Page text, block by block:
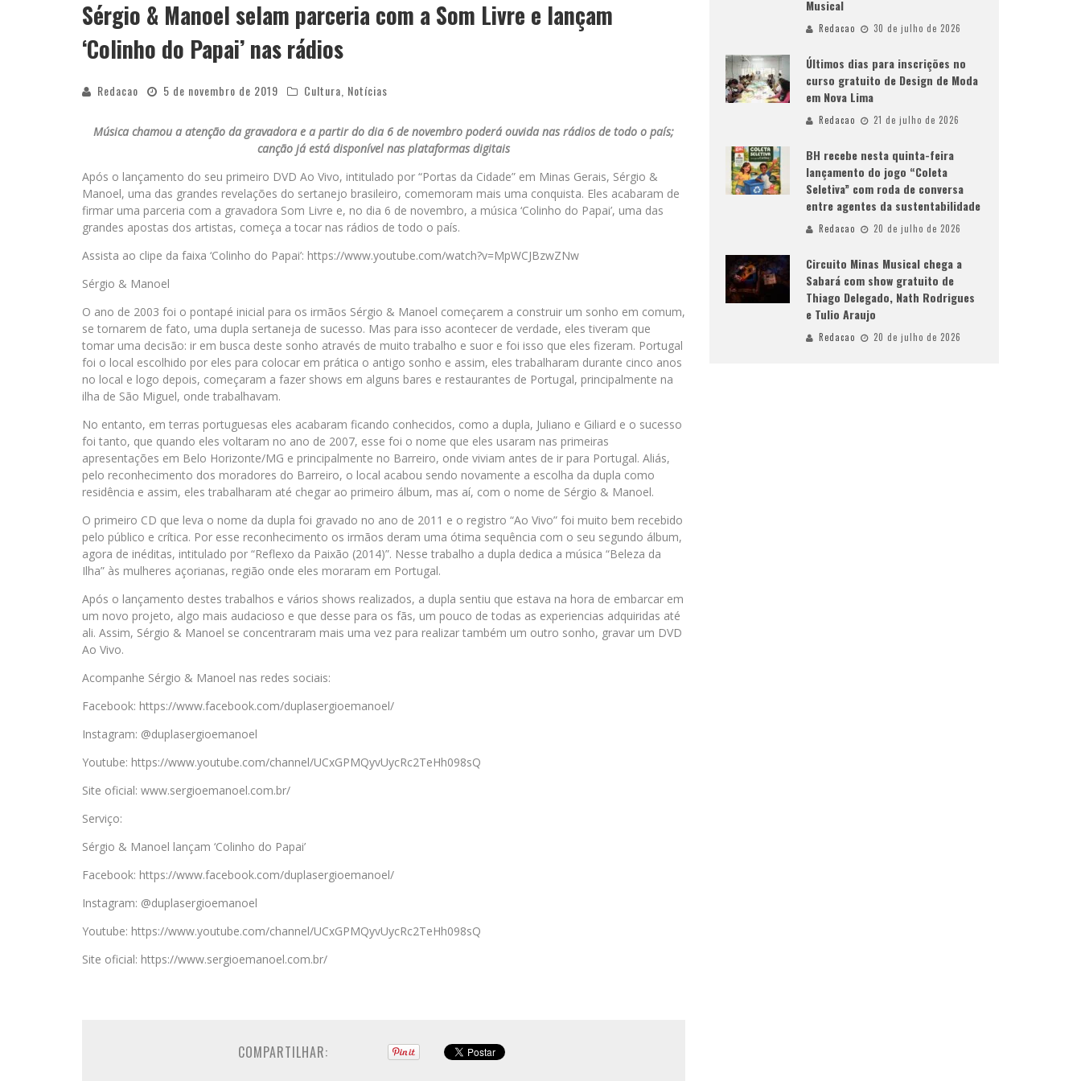
Sérgio & Manoel selam parceria com a Som Livre e lançam
‘Colinho do Papai’ nas rádios
Redacao 5 de novembro de 2019 Cultura Notícias
Música chamou a atenção da gravadora e a partir do dia 6 de novembro poderá ouvida nas rádios de todo o país;
canção já está disponível nas plataformas digitais
Após o lançamento do seu primeiro DVD Ao Vivo, intitulado por “Portas da Cidade” em Minas Gerais, Sérgio &
Manoel, uma das grandes revelações do sertanejo brasileiro, comemoram mais uma conquista. Eles acabaram de
firmar uma parceria com a gravadora Som Livre e, no dia 6 de novembro, a música ‘Colinho do Papai’, uma das
grandes apostas dos artistas, começa a tocar nas rádios de todo o país.
Assista ao clipe da faixa ‘Colinho do Papai’: https://www.youtube.com/watch?v=MpWCJBzwZNw
Sérgio & Manoel
O ano de 2003 foi o pontapé inicial para os irmãos Sérgio & Manoel começarem a construir um sonho em comum,
se tornarem de fato, uma dupla sertaneja de sucesso. Mas para isso acontecer de verdade, eles tiveram que
tomar uma decisão: ir em busca deste sonho através de muito trabalho e suor e foi isso que eles fizeram. Portugal
foi o local escolhido por eles para colocar em prática o antigo sonho e assim, eles trabalharam durante cinco anos
no local e logo depois, começaram a fazer shows em alguns bares e restaurantes de Portugal, principalmente na
ilha de São Miguel, onde trabalhavam.
No entanto, em terras portuguesas eles acabaram ficando conhecidos, como a dupla, Juliano e Giliard e o sucesso
foi tanto, que quando eles voltaram no ano de 2007, esse foi o nome que eles usaram nas primeiras
apresentações em Belo Horizonte/MG e principalmente no Barreiro, onde viviam antes de ir para Portugal. Aliás,
pelo reconhecimento dos moradores do Barreiro, o local acabou sendo novamente a escolha da dupla como
residência e assim, eles trabalharam até chegar ao primeiro álbum, mas aí, com o nome de Sérgio & Manoel.
O primeiro CD que leva o nome da dupla foi gravado no ano de 2011 e o registro “Ao Vivo” foi muito bem recebido
pelo público e crítica. Por esse reconhecimento os irmãos deram uma ótima sequência com o seu segundo álbum,
agora de inéditas, intitulado por “Reflexo da Paixão (2014)”. Nesse trabalho a dupla dedica a música “Beleza da
Ilha” às mulheres açorianas, região onde eles moraram em Portugal.
Após o lançamento destes trabalhos e vários shows realizados, a dupla sentiu que estava na hora de embarcar em
um novo projeto, algo mais audacioso e que desse para os fãs, um pouco de todas as experiencias adquiridas até
ali. Assim, Sérgio & Manoel se concentraram mais uma vez para realizar também um outro sonho, gravar um DVD
Ao Vivo.
Acompanhe Sérgio & Manoel nas redes sociais:
Facebook: https://www.facebook.com/duplasergioemanoel/
Instagram: @duplasergioemanoel
Youtube: https://www.youtube.com/channel/UCxGPMQyvUycRc2TeHh098sQ
Site oficial: www.sergioemanoel.com.br/
Serviço:
Sérgio & Manoel lançam ‘Colinho do Papai’
Facebook: https://www.facebook.com/duplasergioemanoel/
Instagram: @duplasergioemanoel
Youtube: https://www.youtube.com/channel/UCxGPMQyvUycRc2TeHh098sQ
Site oficial: https://www.sergioemanoel.com.br/
COMPARTILHAR:
Musical
Redacao 30 de julho de 2026
Últimos dias para inscrições no
curso gratuito de Design de Moda
em Nova Lima
Redacao 21 de julho de 2026
BH recebe nesta quinta-feira
lançamento do jogo “Coleta
Seletiva” com roda de conversa
entre agentes da sustentabilidade
Redacao 20 de julho de 2026
Circuito Minas Musical chega a
Sabará com show gratuito de
Thiago Delegado, Nath Rodrigues
e Tulio Araujo
Redacao 20 de julho de 2026